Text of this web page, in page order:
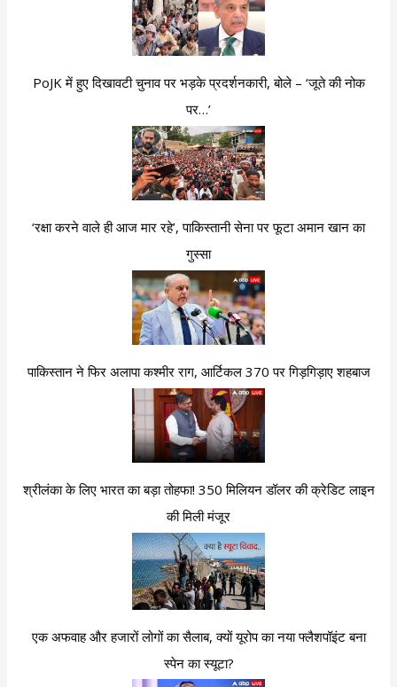
PoJK में हुए दिखावटी चुनाव पर भड़के प्रदर्शनकारी, बोले – ‘जूते की नोक
पर…’
‘रक्षा करने वाले ही आज मार रहे’, पाकिस्तानी सेना पर फूटा अमान खान का
गुस्सा
पाकिस्तान ने फिर अलापा कश्मीर राग, आर्टिकल 370 पर गिड़गिड़ाए शहबाज
श्रीलंका के लिए भारत का बड़ा तोहफा! 350 मिलियन डॉलर की क्रेडिट लाइन
की मिली मंजूर
एक अफवाह और हजारों लोगों का सैलाब, क्यों यूरोप का नया फ्लैशपॉइंट बना
स्पेन का स्यूटा?